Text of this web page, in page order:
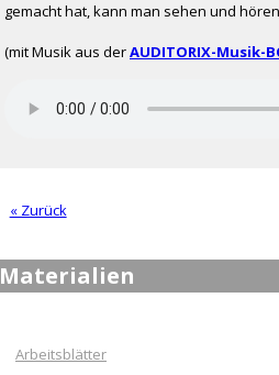
gemacht hat, kann man sehen und
(mit Musik aus derAUDITORIX-Musik-
« Zurück
Materialien
Arbeitsblätter